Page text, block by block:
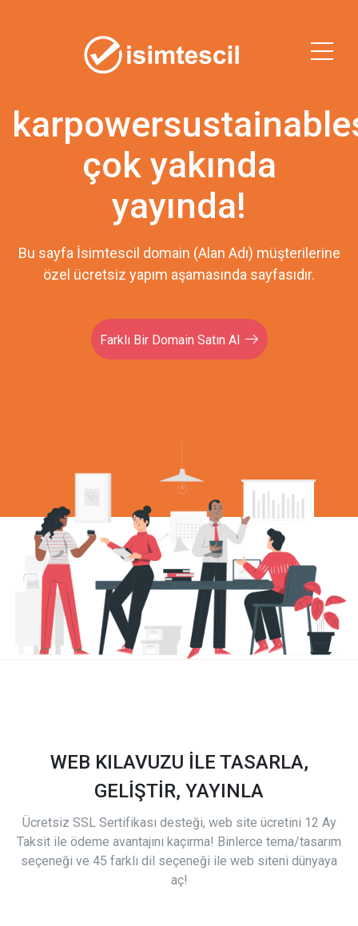
çok yakında
yayında!
Bu sayfa İsimtescil domain (Alan Adı) müşterilerine
özel ücretsiz yapım aşamasında sayfasıdır.
Farklı Bir Domain Satın Al
WEB KILAVUZU İLE TASARLA,
GELİŞTİR, YAYINLA
Ücretsiz SSL Sertifikası desteği, web site ücretini 12 Ay
Taksit ile ödeme avantajını kaçırma! Binlerce tema/tasarım
seçeneği ve 45 farklı dil seçeneği ile web siteni dünyaya
aç!